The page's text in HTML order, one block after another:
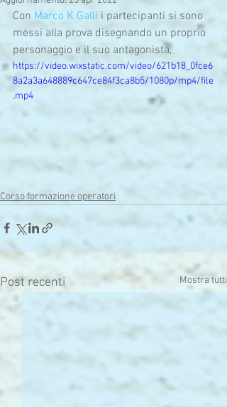
Con Marco K Galli i partecipanti si sono
messi alla prova disegnando un proprio
personaggio e il suo antagonista,
https://video.wixstatic.com/video/621b18_0fce6
8a2a3a648889c647ce84f3ca8b5/1080p/mp4/file
.mp4
Corso formazione operatori
Post recenti Mostra tutti